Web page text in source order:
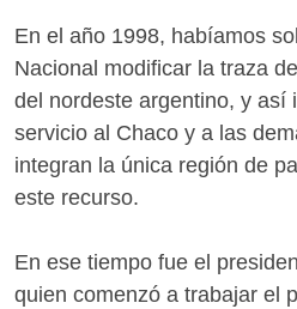
En el año 1998, habíamos
Nacional modificar la traza
del nordeste argentino, y así
servicio al Chaco y a las
integran la única región de
este recurso.
En ese tiempo fue el
quien comenzó a trabajar el